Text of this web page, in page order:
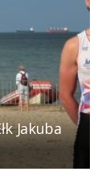
Jakuba